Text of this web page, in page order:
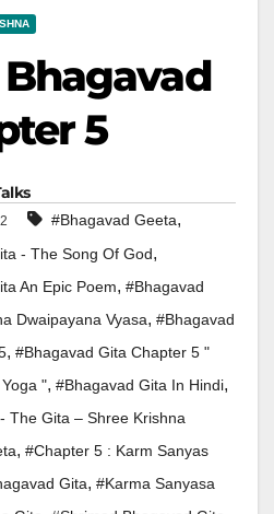
5
#Bhagavad Geeta,
- The Song Of God,
An Epic Poem, #Bhagavad
Dwaipayana Vyasa, #Bhagavad
, #Bhagavad Gita Chapter 5 "
", #Bhagavad Gita In Hindi,
The Gita – Shree Krishna
, #Chapter 5 : Karm Sanyas
Gita, #Karma Sanyasa